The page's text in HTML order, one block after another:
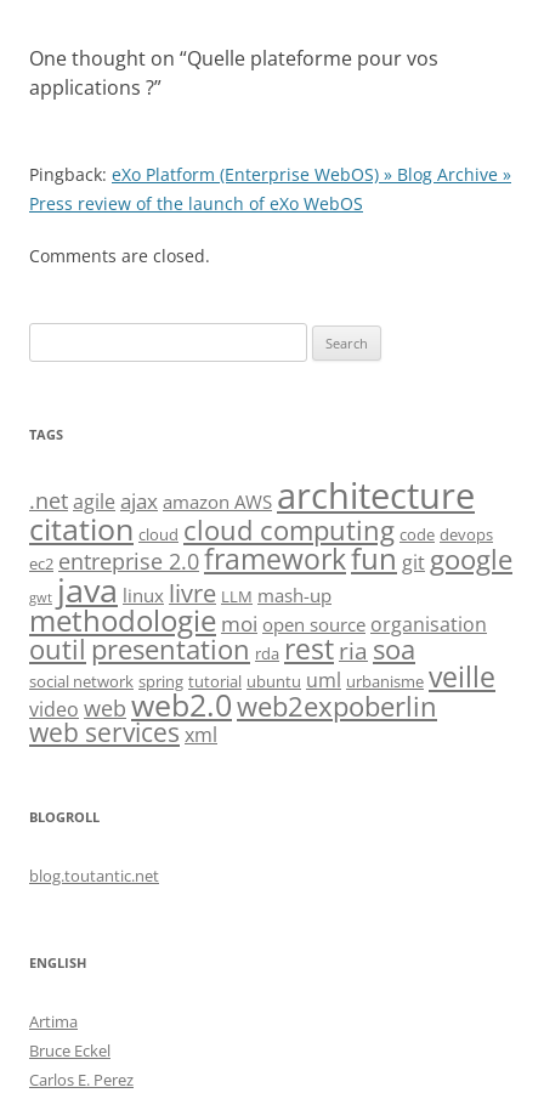
One thought on “Quelle plateforme pour vos
applications ?”
Pingback: eXo Platform (Enterprise WebOS) » Blog Archive »
Press review of the launch of eXo WebOS
Comments are closed.
for:
TAGS
.netagile ajax amazon AWS architecture
citation cloud cloud computing code devops
ec2 entreprise 2.0frameworkfun git google
gwt java linux livre LLM mash-up
methodologie moi open source organisation
outilpresentation rda restria soa
social network spring tutorial ubuntu uml urbanisme veille
video web web2.0web2expoberlin
web servicesxml
BLOGROLL
blog.toutantic.net
ENGLISH
Artima
Bruce Eckel
Carlos E. Perez